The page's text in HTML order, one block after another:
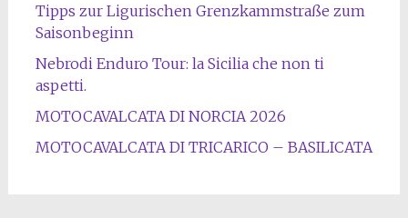
Tipps zur Ligurischen Grenzkammstraße zum
Saisonbeginn
Nebrodi Enduro Tour: la Sicilia che non ti
aspetti.
MOTOCAVALCATA DI NORCIA 2026
MOTOCAVALCATA DI TRICARICO – BASILICATA